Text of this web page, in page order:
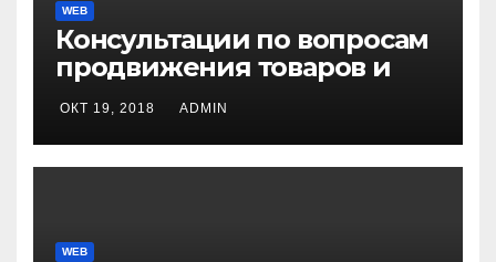
WEB
Консультации по вопросам
продвижения товаров и
ОКТ 19, 2018 ADMIN
WEB